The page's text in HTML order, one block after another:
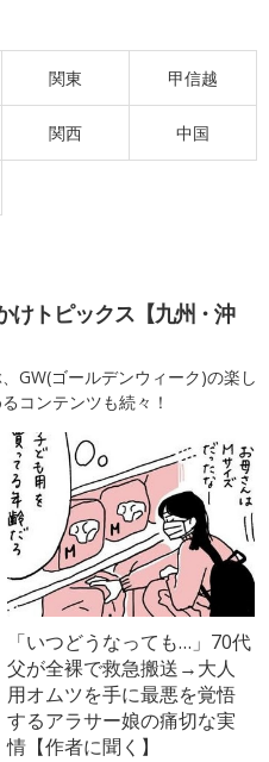
関東 甲信越
関西 中国
けトピックス【九州・沖
GW(ゴールデンウィーク)の楽し
コンテンツも続々！
「いつどうなっても…」70代
父が全裸で救急搬送→大人
用オムツを手に最悪を覚悟
するアラサー娘の痛切な実
情【作者に聞く】